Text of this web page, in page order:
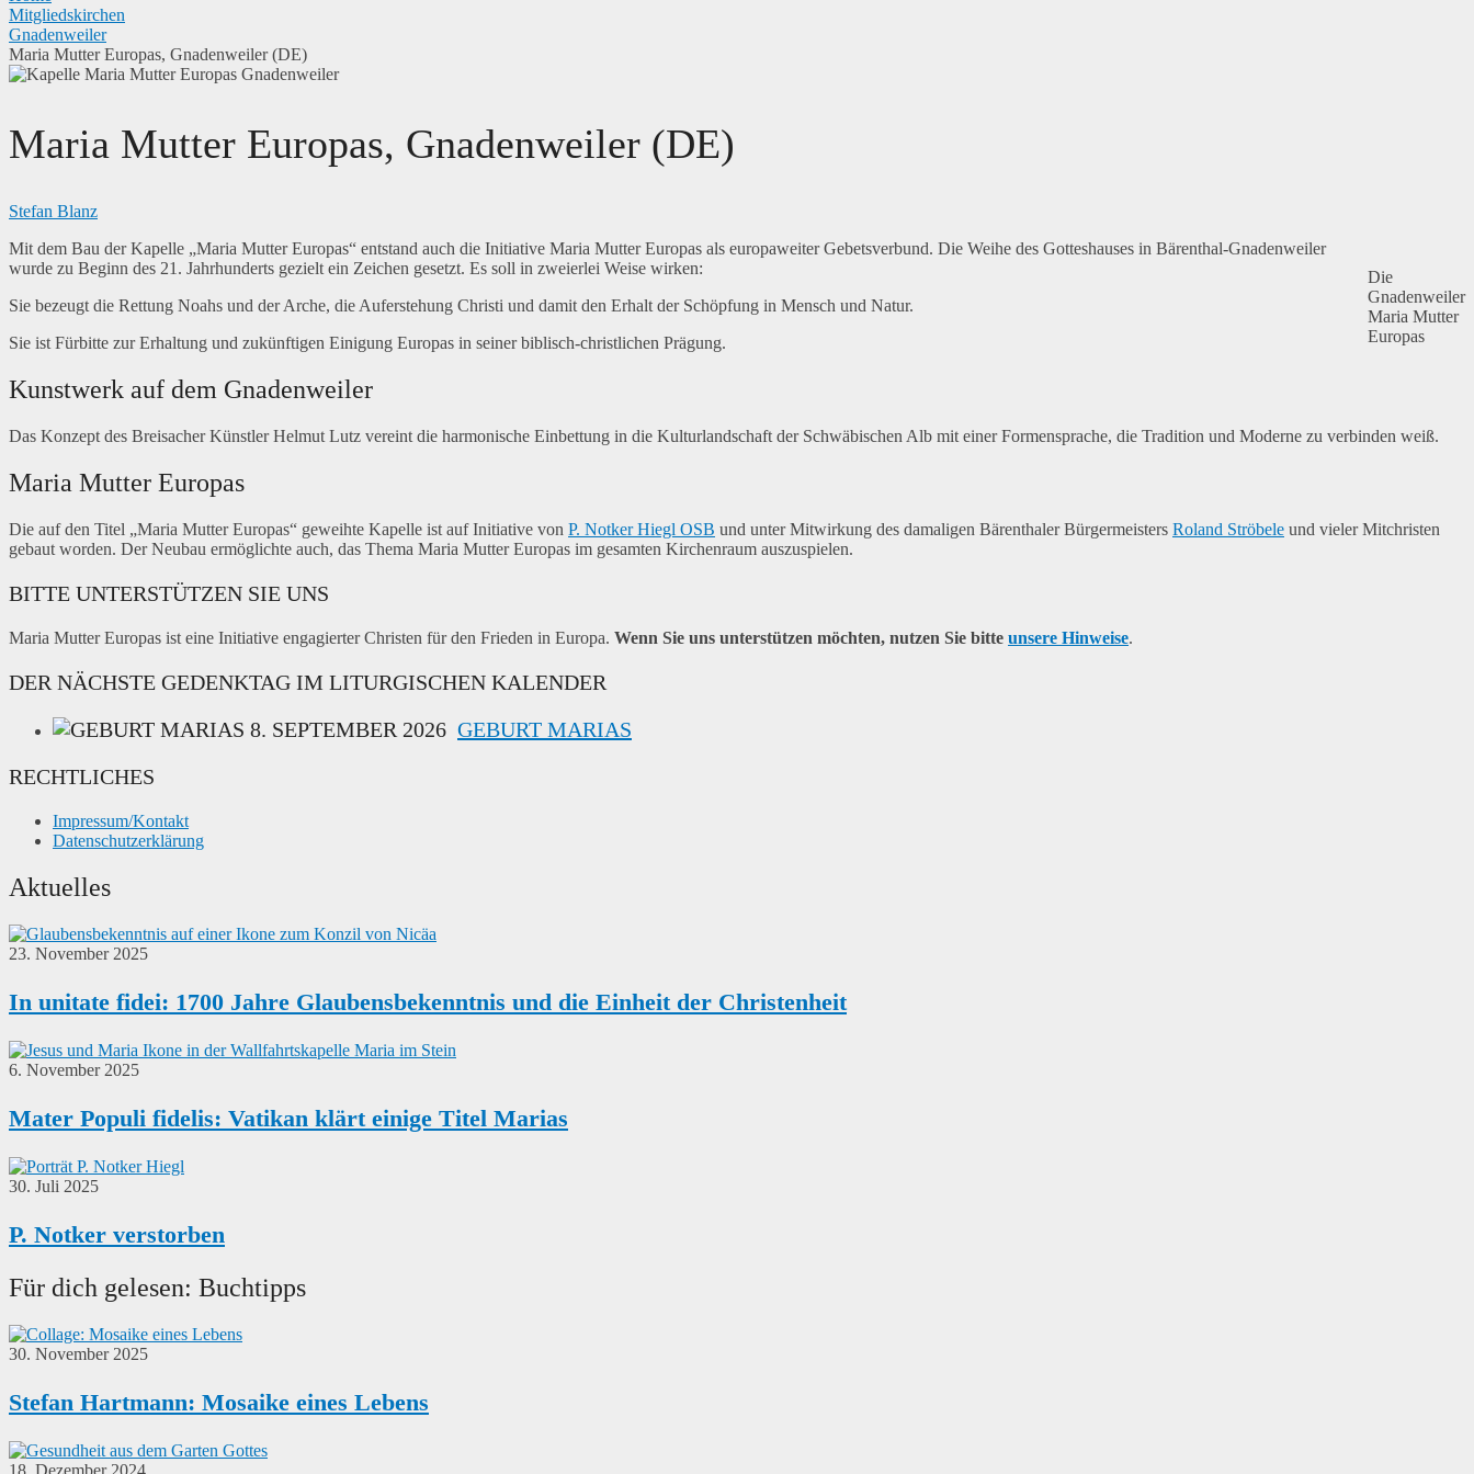
Mitgliedskirchen
Gnadenweiler
Maria Mutter Europas, Gnadenweiler (DE)
Maria Mutter Europas, Gnadenweiler (DE)
Stefan Blanz
Die
Gnadenweiler
Maria Mutter
Europas
Mit dem Bau der Kapelle „Maria Mutter Europas“ entstand auch die Initiative Maria Mutter Europas als europaweiter Gebetsverbund. Die Weihe des Gotteshauses in Bärenthal-Gnadenweiler
wurde zu Beginn des 21. Jahrhunderts gezielt ein Zeichen gesetzt. Es soll in zweierlei Weise wirken:
Sie bezeugt die Rettung Noahs und der Arche, die Auferstehung Christi und damit den Erhalt der Schöpfung in Mensch und Natur.
Sie ist Fürbitte zur Erhaltung und zukünftigen Einigung Europas in seiner biblisch-christlichen Prägung.
Kunstwerk auf dem Gnadenweiler
Das Konzept des Breisacher Künstler Helmut Lutz vereint die harmonische Einbettung in die Kulturlandschaft der Schwäbischen Alb mit einer Formensprache, die Tradition und Moderne zu verbinden weiß.
Maria Mutter Europas
Die auf den Titel „Maria Mutter Europas“ geweihte Kapelle ist auf Initiative von P. Notker Hiegl OSB und unter Mitwirkung des damaligen Bärenthaler Bürgermeisters Roland Ströbele und vieler Mitchristen
gebaut worden. Der Neubau ermöglichte auch, das Thema Maria Mutter Europas im gesamten Kirchenraum auszuspielen.
BITTE UNTERSTÜTZEN SIE UNS
Maria Mutter Europas ist eine Initiative engagierter Christen für den Frieden in Europa. Wenn Sie uns unterstützen möchten, nutzen Sie bitte unsere Hinweise.
DER NÄCHSTE GEDENKTAG IM LITURGISCHEN KALENDER
8. SEPTEMBER 2026 GEBURT MARIAS
RECHTLICHES
Impressum/Kontakt
Datenschutzerklärung
Aktuelles
23. November 2025
In unitate fidei: 1700 Jahre Glaubensbekenntnis und die Einheit der Christenheit
6. November 2025
Mater Populi fidelis: Vatikan klärt einige Titel Marias
30. Juli 2025
P. Notker verstorben
Für dich gelesen: Buchtipps
30. November 2025
Stefan Hartmann: Mosaike eines Lebens
18. Dezember 2024